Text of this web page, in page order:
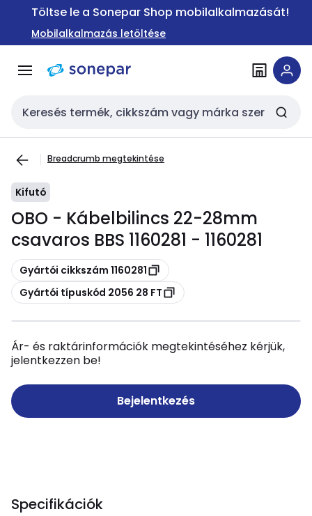
Ugrás a
Ugrás a
tartalomra
Töltse le a Sonepar Shop mobilalkalmazását!
Mobilalkalmazás letöltése
Keresési bemenet
Breadcrumb megtekintése
Kifutó
OBO - Kábelbilincs 22-28mm
csavaros BBS 1160281 - 1160281
Másolás
Gyártói cikkszám 1160281
Másolás
Gyártói típuskód 2056 28 FT
Ár- és raktárinformációk megtekintéséhez kérjük,
jelentkezzen be!
Bejelentkezés
Specifikációk